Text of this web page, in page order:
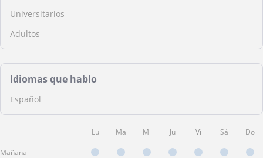
Universitarios
Adultos
Idiomas que hablo
Español
Lu Ma Mi Ju Vi Sá Do
Mañana